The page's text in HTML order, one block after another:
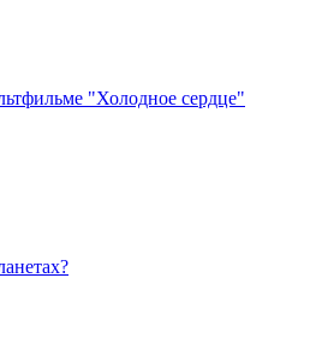
"Холодное сердце"